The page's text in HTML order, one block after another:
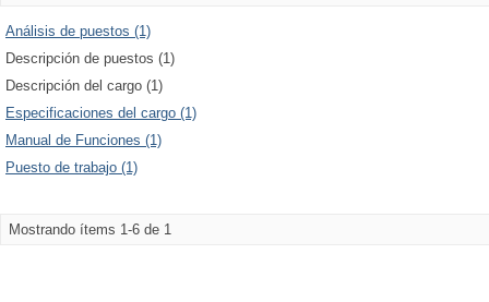
Análisis de puestos (1)
Descripción de puestos (1)
Descripción del cargo (1)
Especificaciones del cargo (1)
Manual de Funciones (1)
Puesto de trabajo (1)
Mostrando ítems 1-6 de 1